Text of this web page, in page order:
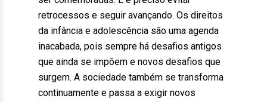
retrocessos e seguir avançando. Os direitos
da infância e adolescência são uma agenda
inacabada, pois sempre há desafios antigos
que ainda se impõem e novos desafios que
surgem. A sociedade também se transforma
continuamente e passa a exigir novos